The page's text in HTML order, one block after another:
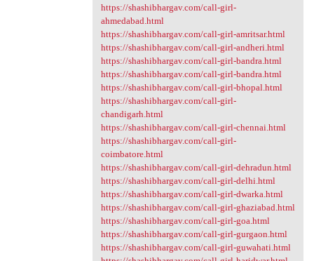
https://shashibhargav.com/call-girl-
ahmedabad.html
https://shashibhargav.com/call-girl-amritsar.html
https://shashibhargav.com/call-girl-andheri.html
https://shashibhargav.com/call-girl-bandra.html
https://shashibhargav.com/call-girl-bandra.html
https://shashibhargav.com/call-girl-bhopal.html
https://shashibhargav.com/call-girl-
chandigarh.html
https://shashibhargav.com/call-girl-chennai.html
https://shashibhargav.com/call-girl-
coimbatore.html
https://shashibhargav.com/call-girl-dehradun.html
https://shashibhargav.com/call-girl-delhi.html
https://shashibhargav.com/call-girl-dwarka.html
https://shashibhargav.com/call-girl-ghaziabad.html
https://shashibhargav.com/call-girl-goa.html
https://shashibhargav.com/call-girl-gurgaon.html
https://shashibhargav.com/call-girl-guwahati.html